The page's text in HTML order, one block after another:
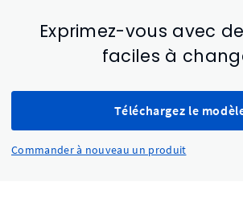
Exprimez-vous avec
faciles à
Téléchargez le
Commander à nouveau un produit